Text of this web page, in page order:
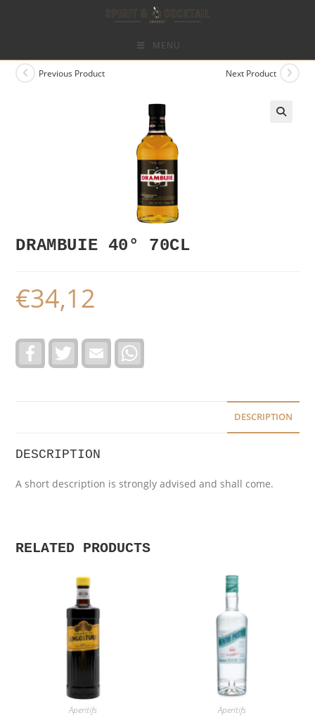
MENU
Previous Product Next Product
DRAMBUIE 40° 70CL
€34,12
c
T
i
E
a
a
DESCRIPTION
DESCRIPTION
A short description is strongly advised and shall come.
RELATED PRODUCTS
Aperitifs Aperitifs